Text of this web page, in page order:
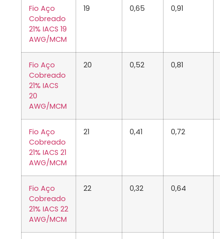
Fio Aço
Cobreado
21% IACS 19
AWG/MCM
19 0,65 0,91
Fio Aço
Cobreado
21% IACS
20
AWG/MCM
20 0,52 0,81
Fio Aço
Cobreado
21% IACS 21
AWG/MCM
21 0,41 0,72
Fio Aço
Cobreado
21% IACS 22
AWG/MCM
22 0,32 0,64